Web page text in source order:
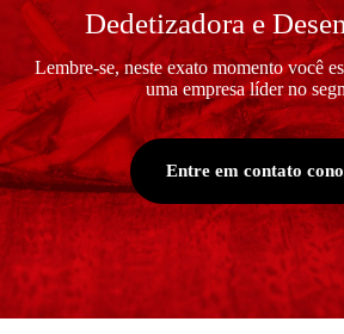
Dedetizadora e
Lembre-se, neste exato momento você
uma empresa líder no
Entre em contato